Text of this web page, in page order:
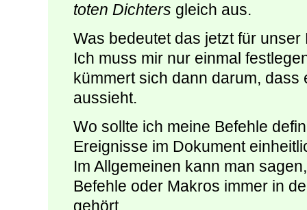
toten Dichters gleich aus.
Was bedeutet das jetzt für unser
Ich muss mir nur einmal
kümmert sich dann darum,
aussieht.
Wo sollte ich meine Befehle
Ereignisse im Dokument
Im Allgemeinen kann man
Befehle oder Makros immer in
gehört.